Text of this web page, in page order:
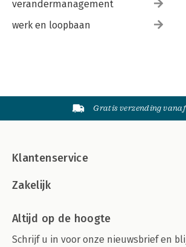
verandermanagement
werk en loopbaan
Gratis verzending
Klantenservice
Zakelijk
Altijd op de hoogte
Schrijf u in voor onze nieuwsbrief en